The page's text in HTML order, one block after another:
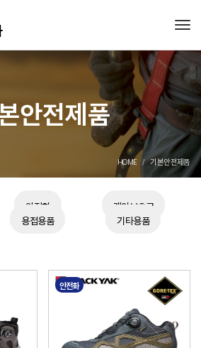
안전제품
HOME 기본안전제품
안전화
개인보호구
용접용품 기타용품
안전화